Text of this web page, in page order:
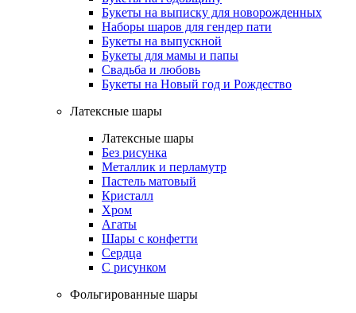
Букеты на выписку для новорожденных
Наборы шаров для гендер пати
Букеты на выпускной
Букеты для мамы и папы
Свадьба и любовь
Букеты на Новый год и Рождество
Латексные шары
Латексные шары
Без рисунка
Металлик и перламутр
Пастель матовый
Кристалл
Хром
Агаты
Шары с конфетти
Сердца
С рисунком
Фольгированные шары